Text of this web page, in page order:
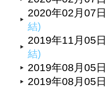
2020年02月07日
結)
2019年11月05日
結)
2019年08月05日
2019年08月05日